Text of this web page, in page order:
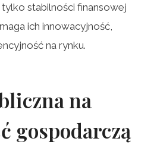
stabilności finansowej
ich innowacyjność,
na rynku.
na
gospodarczą